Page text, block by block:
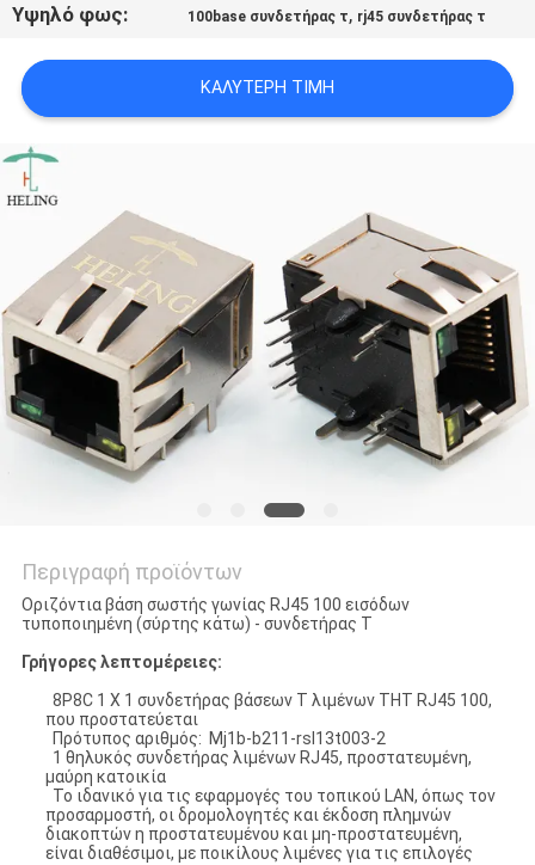
SITEMAP
ΠΟΛΙΤΙΚΉ
ΑΠΟΡΡΉΤΟΥ
Υψηλό φως: 100base συνδετήρας τ, rj45 συνδετήρας τ
ΚΑΛΎΤΕΡΗ ΤΙΜΉ
Περιγραφή προϊόντων
Οριζόντια βάση σωστής γωνίας RJ45 100 εισόδων
τυποποιημένη (σύρτης κάτω) - συνδετήρας Τ
Γρήγορες λεπτομέρειες:
8P8C 1 X 1 συνδετήρας βάσεων Τ λιμένων THT RJ45 100,
που προστατεύεται
Πρότυπος αριθμός: Mj1b-b211-rsl13t003-2
1 θηλυκός συνδετήρας λιμένων RJ45, προστατευμένη,
μαύρη κατοικία
Το ιδανικό για τις εφαρμογές του τοπικού LAN, όπως τον
προσαρμοστή, οι δρομολογητές και έκδοση πλημνών
διακοπτών η προστατευμένου και μη-προστατευμένη,
είναι διαθέσιμοι, με ποικίλους λιμένες για τις επιλογές